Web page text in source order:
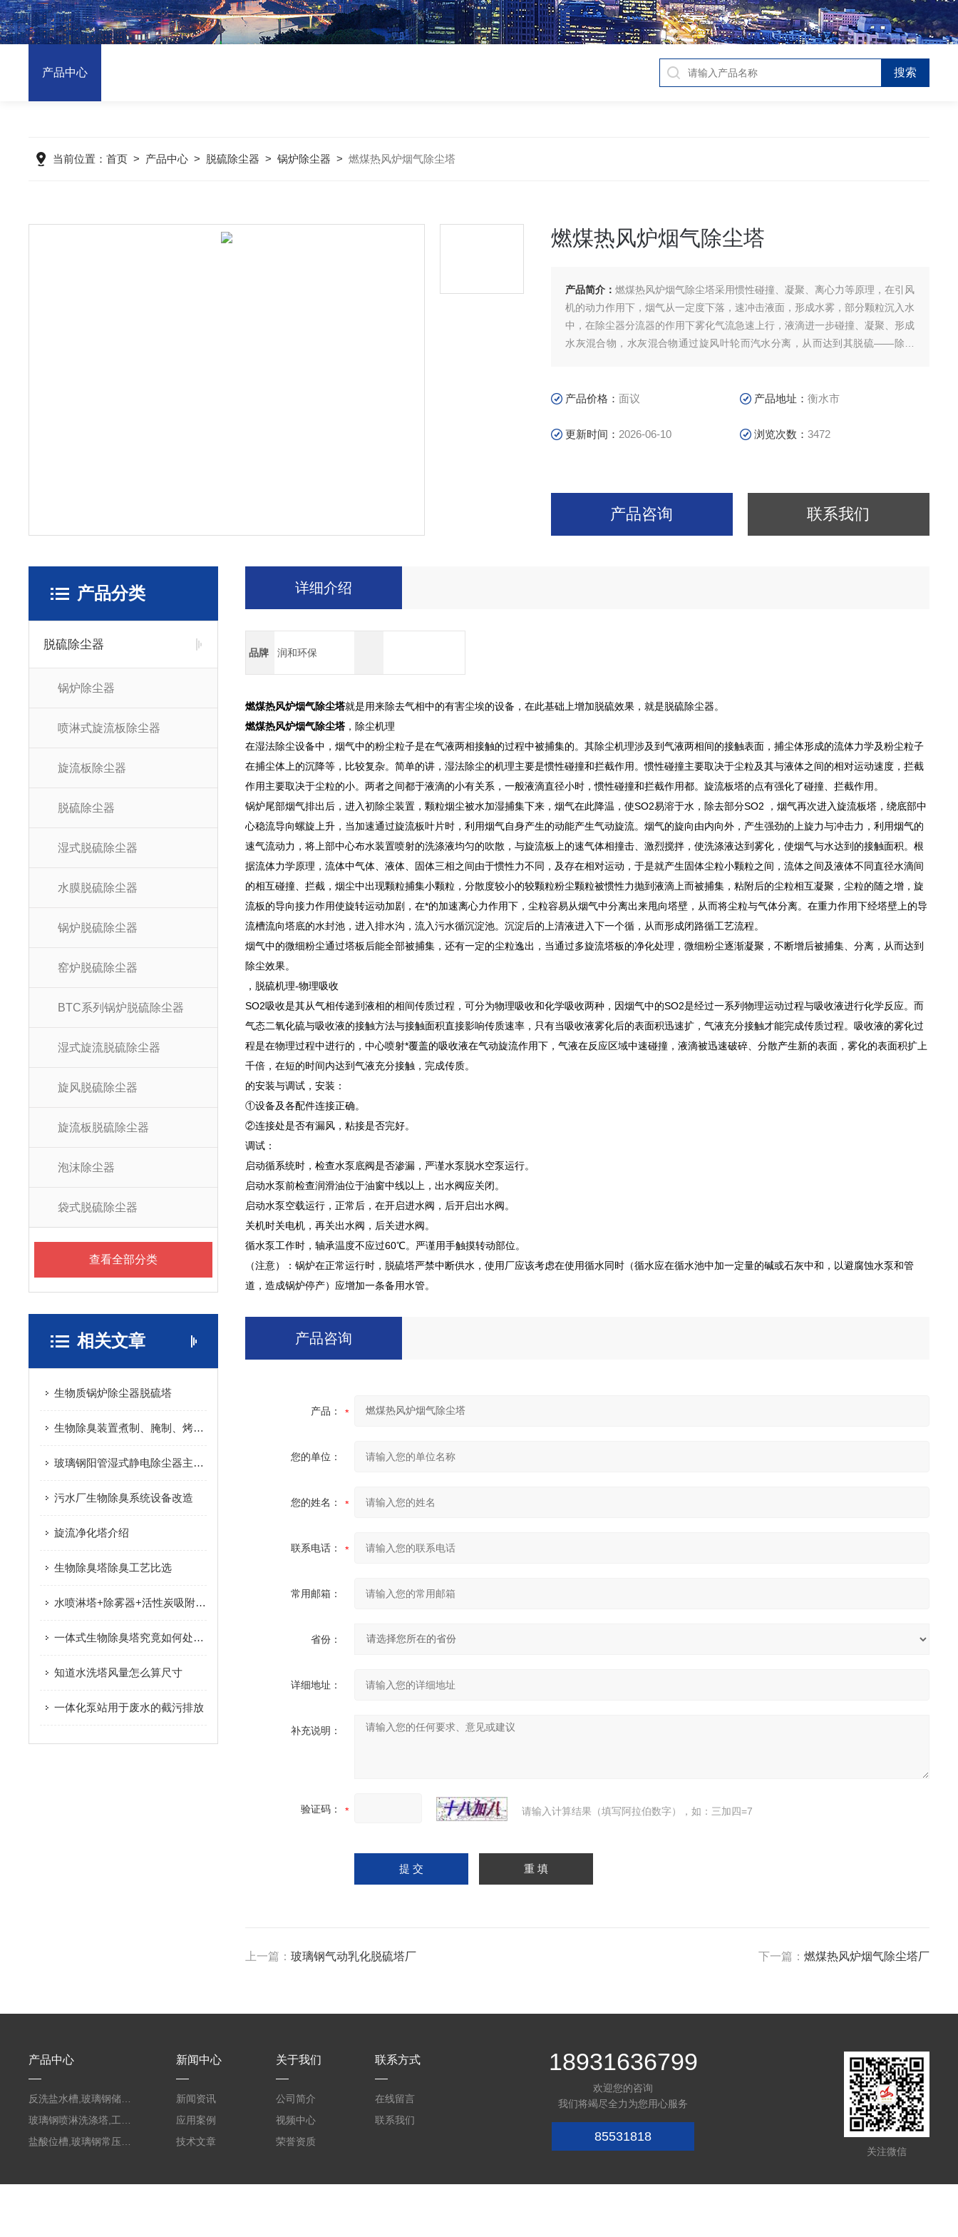
产品中心
当前位置：首页 > 产品中心 > 脱硫除尘器 >锅炉除尘器 >燃煤热风炉烟气除尘塔
燃煤热风炉烟气除尘塔
产品简介：燃煤热风炉烟气除尘塔采用惯性碰撞、凝聚、离心力等原理，在引风
机的动力作用下，烟气从一定度下落，速冲击液面，形成水雾，部分颗粒沉入水
中，在除尘器分流器的作用下雾化气流急速上行，液滴进一步碰撞、凝聚、形成
水灰混合物，水灰混合物通过旋风叶轮而汽水分离，从而达到其脱硫——除尘
产品价格：面议 产品地址：衡水市
更新时间： 2026-06-10 浏览次数：3472
产品咨询 联系我们
产品分类
脱硫除尘器
锅炉除尘器
喷淋式旋流板除尘器
旋流板除尘器
脱硫除尘器
湿式脱硫除尘器
水膜脱硫除尘器
锅炉脱硫除尘器
窑炉脱硫除尘器
BTC系列锅炉脱硫除尘器
湿式旋流脱硫除尘器
旋风脱硫除尘器
旋流板脱硫除尘器
泡沫除尘器
袋式脱硫除尘器
查看全部分类
相关文章
生物质锅炉除尘器脱硫塔
生物除臭装置煮制、腌制、烤制废气处理
玻璃钢阳管湿式静电除尘器主要配件
污水厂生物除臭系统设备改造
旋流净化塔介绍
生物除臭塔除臭工艺比选
水喷淋塔+除雾器+活性炭吸附装置处理密闭喷粉车间固化工序产生的废气
一体式生物除臭塔究竟如何处理臭气呢？
知道水洗塔风量怎么算尺寸
一体化泵站用于废水的截污排放
详细介绍
品牌 润和环保
燃煤热风炉烟气除尘塔就是用来除去气相中的有害尘埃的设备，在此基础上增加脱硫效果，就是脱硫除尘器。
燃煤热风炉烟气除尘塔，除尘机理
在湿法除尘设备中，烟气中的粉尘粒子是在气液两相接触的过程中被捕集的。其除尘机理涉及到气液两相间的接触表面，捕尘体形成的流体力学及粉尘粒子
在捕尘体上的沉降等，比较复杂。简单的讲，湿法除尘的机理主要是惯性碰撞和拦截作用。惯性碰撞主要取决于尘粒及其与液体之间的相对运动速度，拦截
作用主要取决于尘粒的小。两者之间都于液滴的小有关系，一般液滴直径小时，惯性碰撞和拦截作用都。旋流板塔的点有强化了碰撞、拦截作用。
锅炉尾部烟气排出后，进入初除尘装置，颗粒烟尘被水加湿捕集下来，烟气在此降温，使SO2易溶于水，除去部分SO2 ，烟气再次进入旋流板塔，绕底部中
心稳流导向螺旋上升，当加速通过旋流板叶片时，利用烟气自身产生的动能产生气动旋流。烟气的旋向由内向外，产生强劲的上旋力与冲击力，利用烟气的
速气流动力，将上部中心布水装置喷射的洗涤液均匀的吹散，与旋流板上的速气体相撞击、激烈搅拌，使洗涤液达到雾化，使烟气与水达到的接触面积。根
据流体力学原理，流体中气体、液体、固体三相之间由于惯性力不同，及存在相对运动，于是就产生固体尘粒小颗粒之间，流体之间及液体不同直径水滴间
的相互碰撞、拦截，烟尘中出现颗粒捕集小颗粒，分散度较小的较颗粒粉尘颗粒被惯性力抛到液滴上而被捕集，粘附后的尘粒相互凝聚，尘粒的随之增，旋
流板的导向接力作用使旋转运动加剧，在*的加速离心力作用下，尘粒容易从烟气中分离出来甩向塔壁，从而将尘粒与气体分离。在重力作用下经塔壁上的导
流槽流向塔底的水封池，进入排水沟，流入污水循沉淀池。沉淀后的上清液进入下一个循，从而形成闭路循工艺流程。
烟气中的微细粉尘通过塔板后能全部被捕集，还有一定的尘粒逸出，当通过多旋流塔板的净化处理，微细粉尘逐渐凝聚，不断增后被捕集、分离，从而达到
除尘效果。
，脱硫机理-物理吸收
SO2吸收是其从气相传递到液相的相间传质过程，可分为物理吸收和化学吸收两种，因烟气中的SO2是经过一系列物理运动过程与吸收液进行化学反应。而
气态二氧化硫与吸收液的接触方法与接触面积直接影响传质速率，只有当吸收液雾化后的表面积迅速扩，气液充分接触才能完成传质过程。吸收液的雾化过
程是在物理过程中进行的，中心喷射*覆盖的吸收液在气动旋流作用下，气液在反应区域中速碰撞，液滴被迅速破碎、分散产生新的表面，雾化的表面积扩上
千倍，在短的时间内达到气液充分接触，完成传质。
的安装与调试，安装：
①设备及各配件连接正确。
②连接处是否有漏风，粘接是否完好。
调试：
启动循系统时，检查水泵底阀是否渗漏，严谨水泵脱水空泵运行。
启动水泵前检查润滑油位于油窗中线以上，出水阀应关闭。
启动水泵空载运行，正常后，在开启进水阀，后开启出水阀。
关机时关电机，再关出水阀，后关进水阀。
循水泵工作时，轴承温度不应过60℃。严谨用手触摸转动部位。
（注意）：锅炉在正常运行时，脱硫塔严禁中断供水，使用厂应该考虑在使用循水同时（循水应在循水池中加一定量的碱或石灰中和，以避腐蚀水泵和管
道，造成锅炉停产）应增加一条备用水管。
产品咨询
产品：
您的单位：
您的姓名：
联系电话：
常用邮箱：
省份：
详细地址：
补充说明：
验证码： 请输入计算结果（填写阿拉伯数字），如：三加四=7
上一篇： 玻璃钢气动乳化脱硫塔厂 下一篇： 燃煤热风炉烟气除尘塔厂
产品中心 新闻中心
新闻资讯
应用案例
技术文章
关于我们
公司简介
视频中心
荣誉资质
联系方式
在线留言
联系我们
18931636799
欢迎您的咨询
我们将竭尽全力为您用心服务
85531818
关注微信